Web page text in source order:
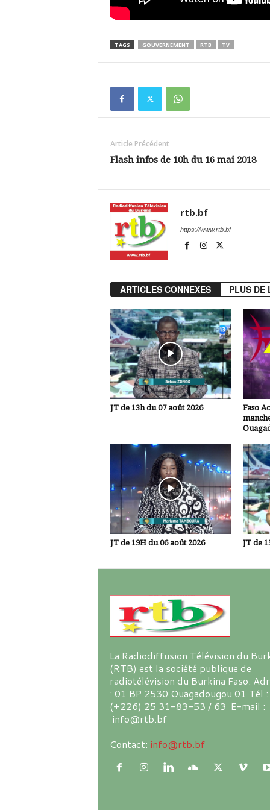
TAGS GOUVERNEMENT RTB TV
Article Précédent
Flash infos de 10h du 16 mai 2018
rtb.bf
https://www.rtb.bf
ARTICLES CONNEXES PLUS DE
JT de 13h du 07 août 2026
Faso
JT de 19H du 06 août 2026 JT de
La Radiodiffusion Télévision du
(RTB) est la société publique de
radiotélévision du Burkina Faso.
: 01 BP 2530 Ouagadougou 01 Tél :
(+226) 25 31-83-53 / 63 E-mail :
info@rtb.bf
Contact: info@rtb.bf